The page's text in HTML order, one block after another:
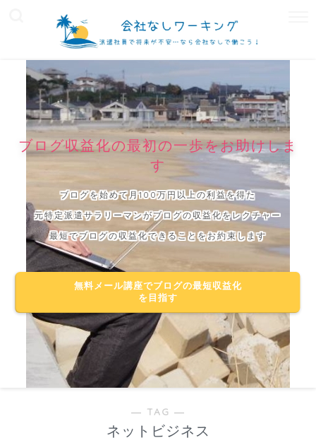
ブログ収益化の最初の一歩をお助けしま
す
ブログを始めて月100万円以上の利益を得た
元特定派遣サラリーマンがブログの収益化をレクチャー
最短でブログの収益化できることをお約束します
無料メール講座でブログの最短収益化
を目指す
― TAG ―
ネットビジネス